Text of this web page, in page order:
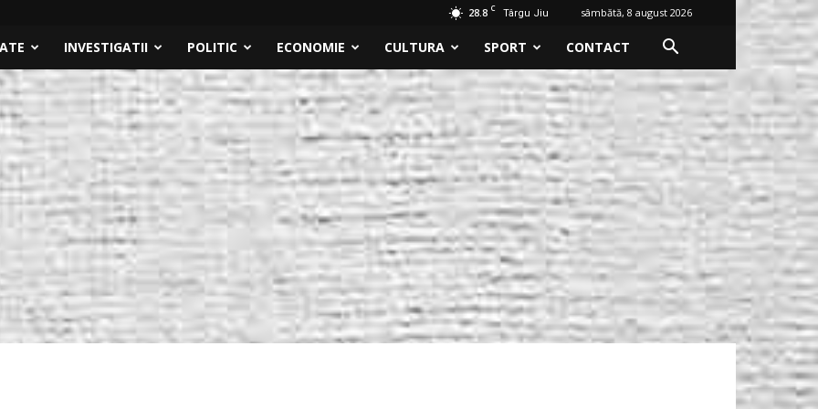
28.8 C Târgu Jiu sâmbătă, 8 august 2026
INVESTIGATII POLITIC ECONOMIE CULTURA SPORT CONTACT